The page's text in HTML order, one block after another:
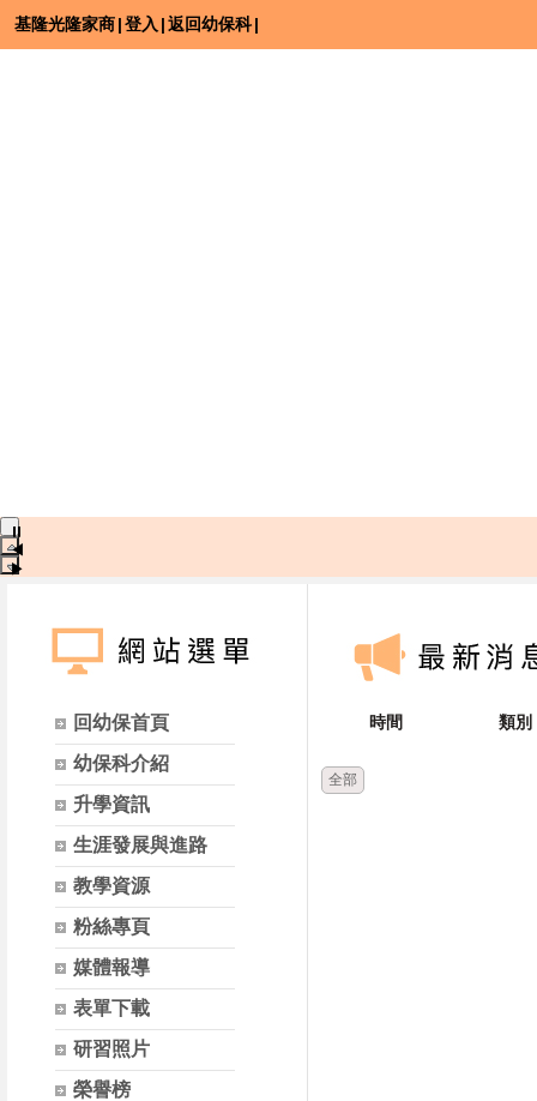
基隆光隆家商|登入 |返回幼保科|
⏸
◀
▶
回幼保首頁
幼保科介紹
升學資訊
生涯發展與進路
教學資源
粉絲專頁
媒體報導
表單下載
研習照片
榮譽榜
時間 類別
全部